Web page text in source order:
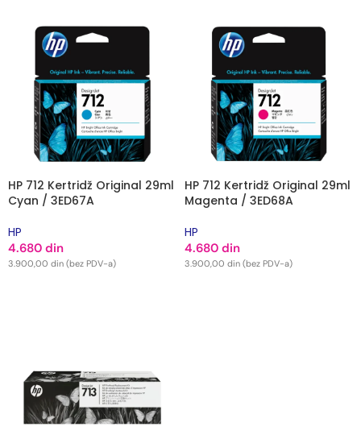
HP 712 Kertridž Original 29ml
Cyan / 3ED67A
HP
4.680 din
3.900,00 din (bez PDV-a)
HP 712 Kertridž Original 29ml
Magenta / 3ED68A
HP
4.680 din
3.900,00 din (bez PDV-a)